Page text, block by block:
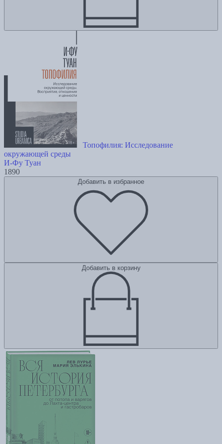
Топофилия: Исследование
окружающей среды
И-Фу Туан
1890
Добавить в избранное
Добавить в корзину